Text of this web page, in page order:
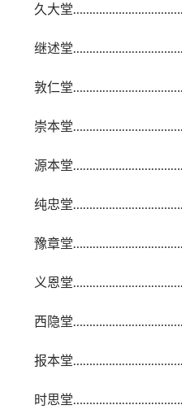
久大堂
继述堂
敦仁堂
崇本堂
源本堂
纯忠堂
豫章堂
义恩堂
西隐堂
报本堂
时思堂